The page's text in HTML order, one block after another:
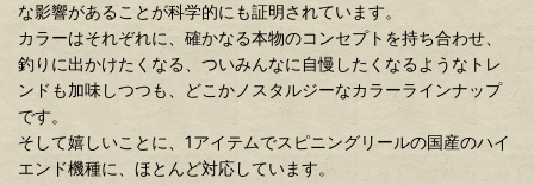
な影響があることが科学的にも証明されています。
カラーはそれぞれに、確かなる本物のコンセプトを持ち合わせ、
釣りに出かけたくなる、ついみんなに自慢したくなるようなトレ
ンドも加味しつつも、どこかノスタルジーなカラーラインナップ
です。
そして嬉しいことに、1アイテムでスピニングリールの国産のハイ
エンド機種に、ほとんど対応しています。